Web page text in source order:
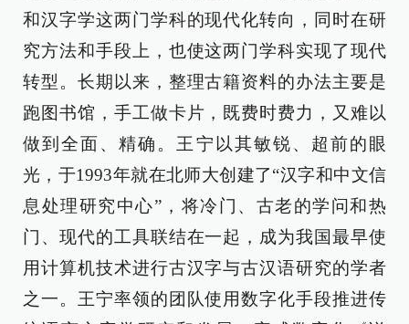
和汉字学这两门学科的现代化转向，同时在研
究方法和手段上，也使这两门学科实现了现代
转型。长期以来，整理古籍资料的办法主要是
跑图书馆，手工做卡片，既费时费力，又难以
做到全面、精确。王宁以其敏锐、超前的眼
光，于1993年就在北师大创建了“汉字和中文信
息处理研究中心”，将冷门、古老的学问和热
门、现代的工具联结在一起，成为我国最早使
用计算机技术进行古汉字与古汉语研究的学者
之一。王宁率领的团队使用数字化手段推进传